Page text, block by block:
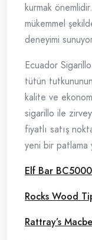
kurmak
mükemmel
deneyimi
Ecuador
tütün
kalite ve
sigarillo ile
fiyatlı satış
yeni bir patlama
Elf Bar
Rocks Wood
Rattray’s